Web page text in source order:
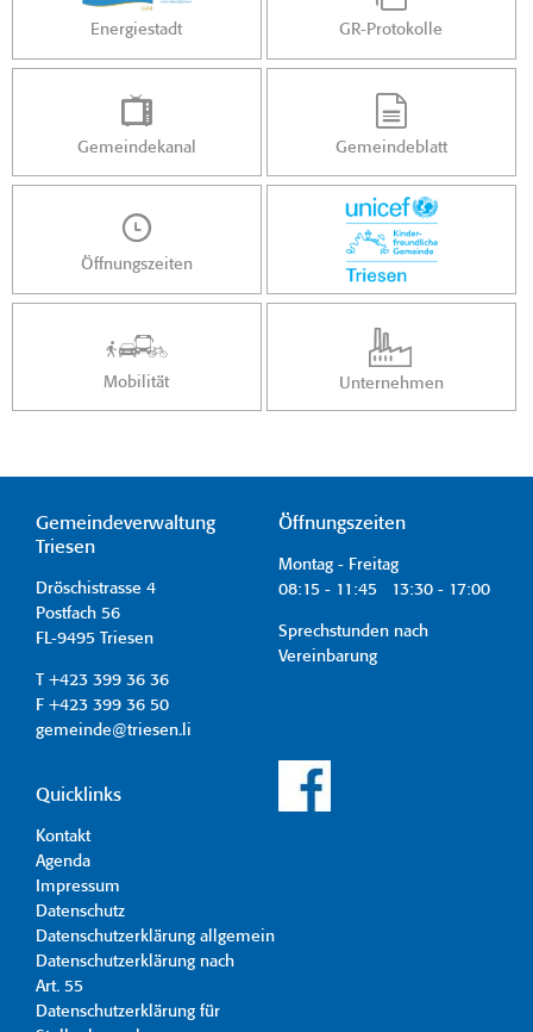
Energiestadt GR-Protokolle
Gemeindekanal Gemeindeblatt
Öffnungszeiten
Mobilität Unternehmen
Gemeindeverwaltung
Triesen
Dröschistrasse 4
Postfach 56
FL-9495 Triesen
T +423 399 36 36
F +423 399 36 50
gemeinde@triesen.li
Öffnungszeiten
Montag - Freitag
08:15 - 11:45 13:30 - 17:00
Sprechstunden nach
Vereinbarung
Quicklinks
Kontakt
Agenda
Impressum
Datenschutz
Datenschutzerklärung allgemein
Datenschutzerklärung nach
Art. 55
Datenschutzerklärung für